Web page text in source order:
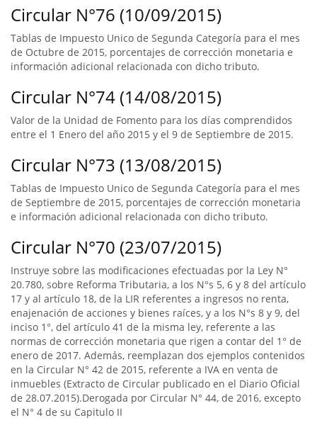
Circular N°76 (10/09/2015)
Tablas de Impuesto Unico de Segunda Categoría para el mes
de Octubre de 2015, porcentajes de corrección monetaria e
información adicional relacionada con dicho tributo.
Circular N°74 (14/08/2015)
Valor de la Unidad de Fomento para los días comprendidos
entre el 1 Enero del año 2015 y el 9 de Septiembre de 2015.
Circular N°73 (13/08/2015)
Tablas de Impuesto Unico de Segunda Categoría para el mes
de Septiembre de 2015, porcentajes de corrección monetaria
e información adicional relacionada con dicho tributo.
Circular N°70 (23/07/2015)
Instruye sobre las modificaciones efectuadas por la Ley N°
20.780, sobre Reforma Tributaria, a los N°s 5, 6 y 8 del artículo
17 y al artículo 18, de la LIR referentes a ingresos no renta,
enajenación de acciones y bienes raíces, y a los N°s 8 y 9, del
inciso 1°, del artículo 41 de la misma ley, referente a las
normas de corrección monetaria que rigen a contar del 1° de
enero de 2017. Además, reemplazan dos ejemplos contenidos
en la Circular N° 42 de 2015, referente a IVA en venta de
inmuebles (Extracto de Circular publicado en el Diario Oficial
de 28.07.2015).Derogada por Circular N° 44, de 2016, excepto
el N° 4 de su Capitulo II